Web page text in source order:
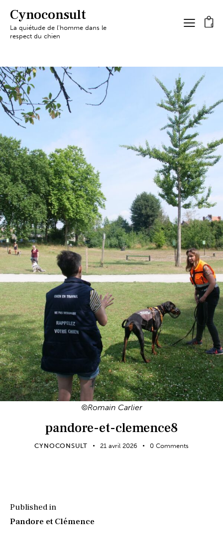
Cynoconsult
La quiétude de l'homme dans le
respect du chien
0
©Romain Carlier
pandore-et-clemence8
CYNOCONSULT 21 avril 2026 0 Comments
Published in
Pandore et Clémence